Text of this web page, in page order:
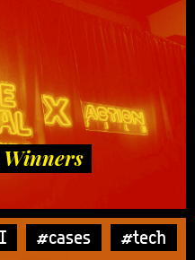
#cases #tech